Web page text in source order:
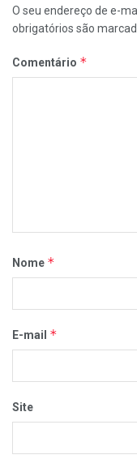
O seu endereço de e-
obrigatórios são
Comentário *
Nome *
E-mail *
Site